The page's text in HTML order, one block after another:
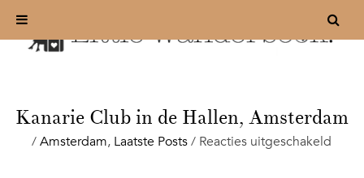
Kanarie Club in de Hallen, Amsterdam
/Amsterdam, Laatste Posts/ Reacties uitgeschakeld